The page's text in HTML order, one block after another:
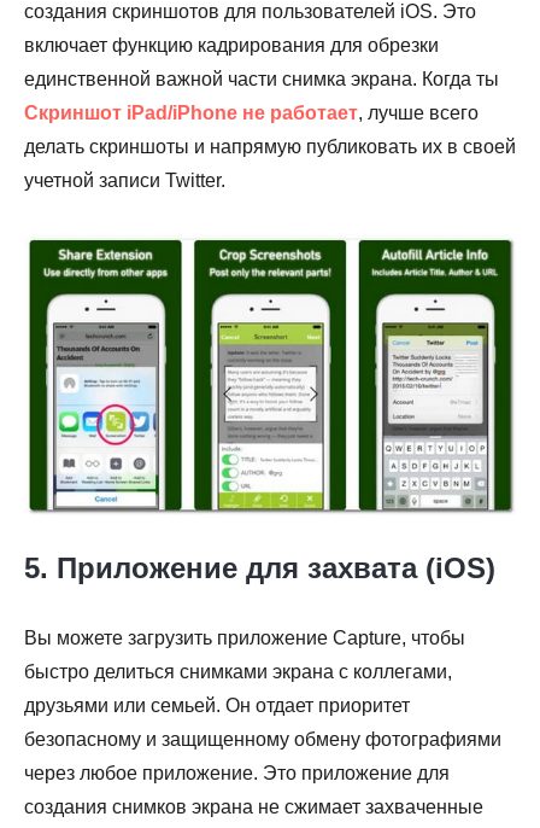
создания скриншотов для пользователей iOS. Это
включает функцию кадрирования для обрезки
единственной важной части снимка экрана. Когда ты
Скриншот iPad/iPhone не работает, лучше всего
делать скриншоты и напрямую публиковать их в своей
учетной записи Twitter.
5. Приложение для захвата (iOS)
Вы можете загрузить приложение Capture, чтобы
быстро делиться снимками экрана с коллегами,
друзьями или семьей. Он отдает приоритет
безопасному и защищенному обмену фотографиями
через любое приложение. Это приложение для
создания снимков экрана не сжимает захваченные